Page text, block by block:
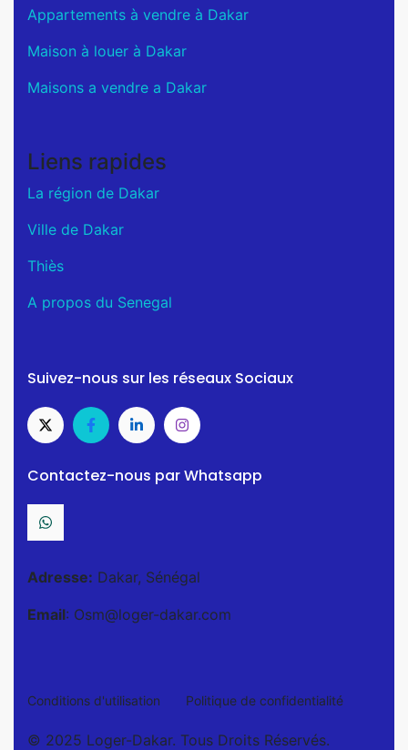
Appartements à vendre à Dakar
Maison à louer à Dakar
Maisons a vendre a Dakar
Liens rapides
La région de Dakar
Ville de Dakar
Thiès
A propos du Senegal
Suivez-nous sur les réseaux Sociaux
Contactez-nous par Whatsapp
Adresse: Dakar, Sénégal
Email: Osm@loger-dakar.com
Conditions d'utilisation Politique de confidentialité
© 2025 Loger-Dakar. Tous Droits Réservés.